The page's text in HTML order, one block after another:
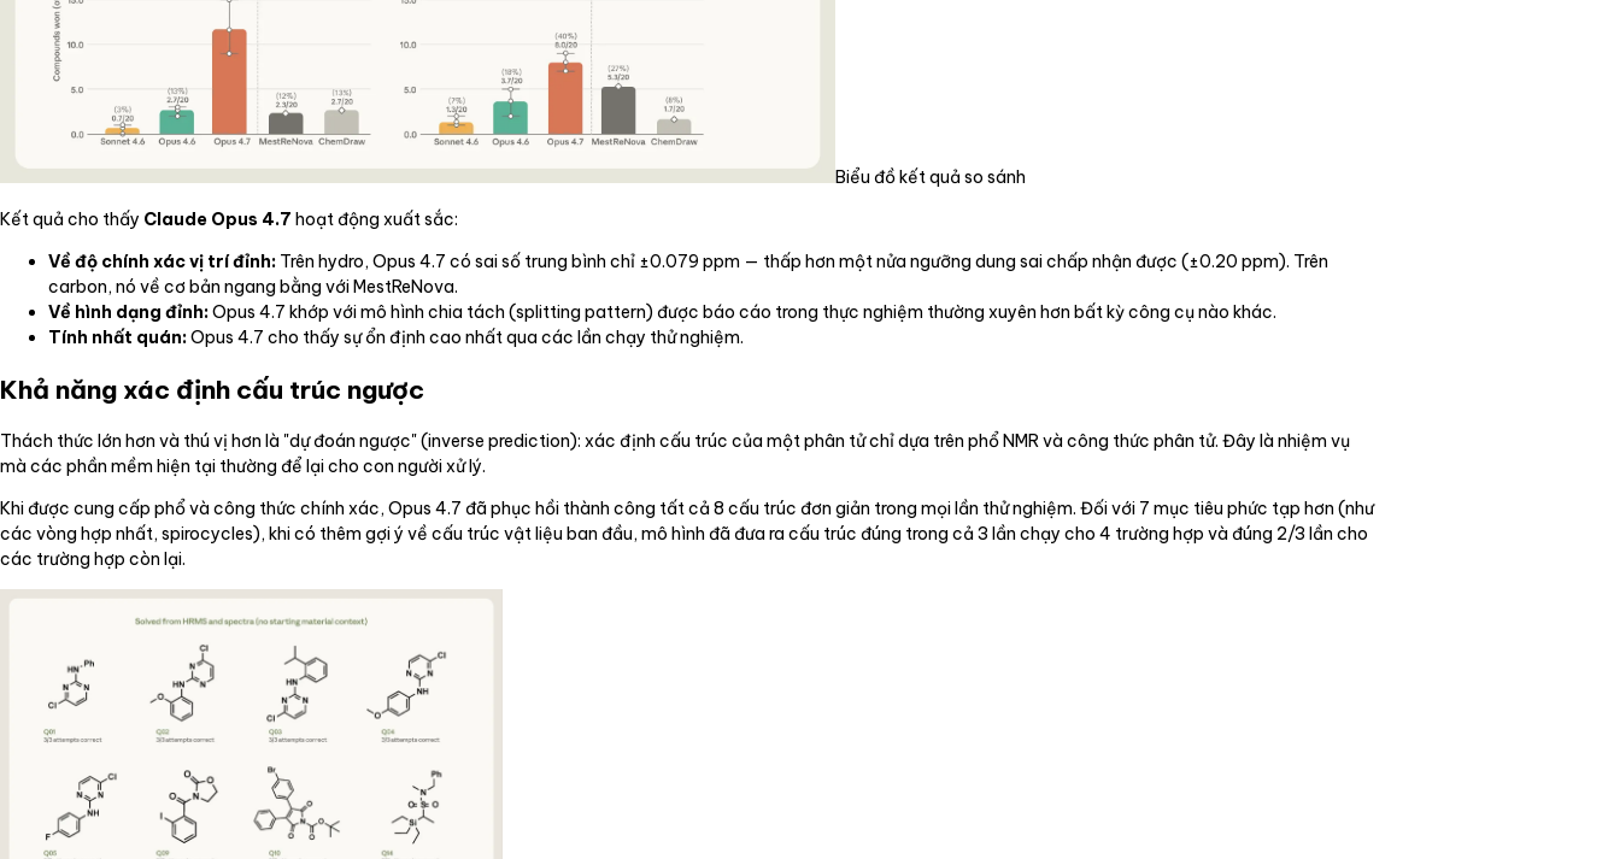
Biểu đồ kết quả so sánh
Kết quả cho thấy Claude Opus 4.7 hoạt động xuất sắc:
Về độ chính xác vị trí đỉnh: Trên hydro, Opus 4.7 có sai số trung bình chỉ ±0.079 ppm — thấp hơn một nửa ngưỡng dung sai chấp nhận được (±0.20 ppm). Trên
carbon, nó về cơ bản ngang bằng với MestReNova.
Về hình dạng đỉnh:Opus 4.7 khớp với mô hình chia tách (splitting pattern) được báo cáo trong thực nghiệm thường xuyên hơn bất kỳ công cụ nào khác.
Tính nhất quán:Opus 4.7 cho thấy sự ổn định cao nhất qua các lần chạy thử nghiệm.
Khả năng xác định cấu trúc ngược
Thách thức lớn hơn và thú vị hơn là "dự đoán ngược" (inverse prediction): xác định cấu trúc của một phân tử chỉ dựa trên phổ NMR và công thức phân tử. Đây là nhiệm vụ
mà các phần mềm hiện tại thường để lại cho con người xử lý.
Khi được cung cấp phổ và công thức chính xác, Opus 4.7 đã phục hồi thành công tất cả 8 cấu trúc đơn giản trong mọi lần thử nghiệm. Đối với 7 mục tiêu phức tạp hơn (như
các vòng hợp nhất, spirocycles), khi có thêm gợi ý về cấu trúc vật liệu ban đầu, mô hình đã đưa ra cấu trúc đúng trong cả 3 lần chạy cho 4 trường hợp và đúng 2/3 lần cho
các trường hợp còn lại.